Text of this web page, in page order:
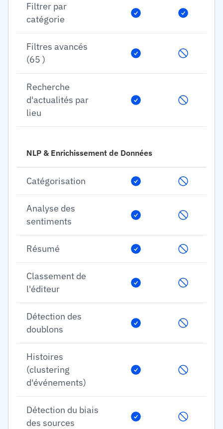
Filtrer par
catégorie
Filtres avancés
(65 )
Recherche
d'actualités par
lieu
NLP & Enrichissement de Données
Catégorisation
Analyse des
sentiments
Résumé
Classement de
l'éditeur
Détection des
doublons
Histoires
(clustering
d'événements)
Détection du biais
des sources